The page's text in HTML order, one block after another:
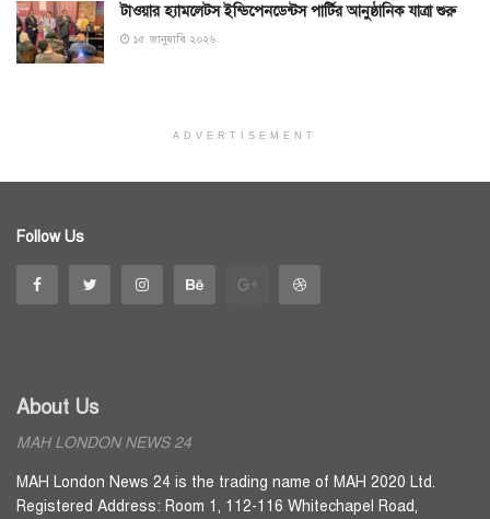
টাওয়ার হ্যামলেটস ইন্ডিপেনডেন্টস পার্টির আনুষ্ঠানিক যাত্রা শুরু
১৫ জানুয়ারি ২০২৬
ADVERTISEMENT
Follow Us
About Us
MAH LONDON NEWS 24
MAH London News 24 is the trading name of MAH 2020 Ltd.
Registered Address: Room 1, 112-116 Whitechapel Road,